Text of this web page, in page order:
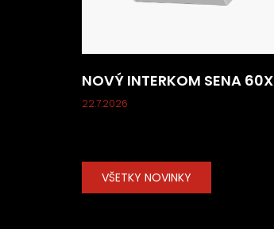
NOVÝ INTERKOM SENA 60X
22.7.2026
VŠETKY NOVINKY